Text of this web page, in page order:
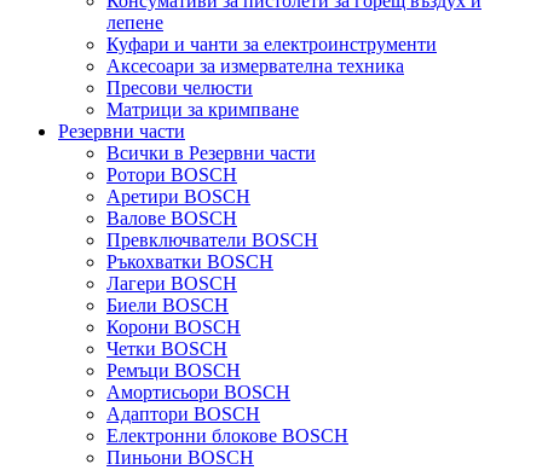
лепене
Куфари и чанти за електроинструменти
Аксесоари за измервателна техника
Пресови челюсти
Матрици за кримпване
Резервни части
Всички в Резервни части
Ротори BOSCH
Аретири BOSCH
Валове BOSCH
Превключватели BOSCH
Ръкохватки BOSCH
Лагери BOSCH
Биели BOSCH
Корони BOSCH
Четки BOSCH
Ремъци BOSCH
Амортисьори BOSCH
Адаптори BOSCH
Електронни блокове BOSCH
Пиньони BOSCH